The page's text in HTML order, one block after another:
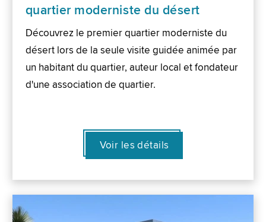
quartier moderniste du désert
Découvrez le premier quartier moderniste du
désert lors de la seule visite guidée animée par
un habitant du quartier, auteur local et fondateur
d'une association de quartier.
Voir les détails